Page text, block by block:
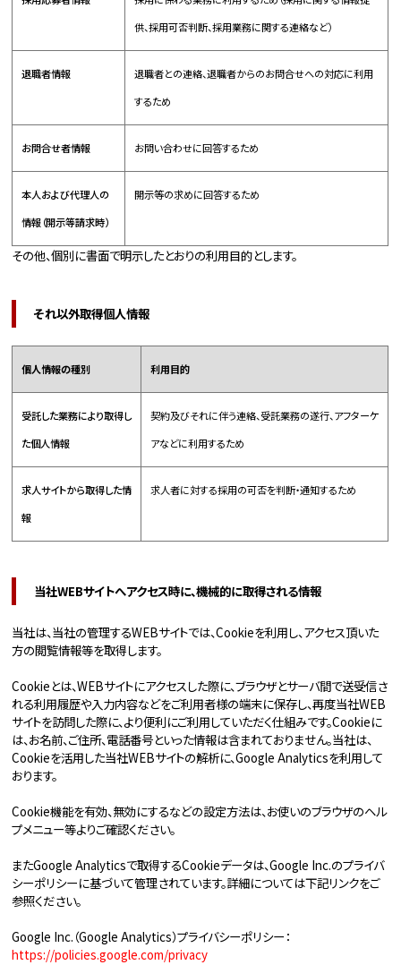
供、採用可否判断、採用業務に関する連絡など）
退職者情報
退職者との連絡、退職者からのお問合せへの対応に利用
するため
お問合せ者情報 お問い合わせに回答するため
本人および代理人の
情報（開示等請求時）
開示等の求めに回答するため
その他、個別に書面で明示したとおりの利用目的とします。
それ以外取得個人情報
個人情報の種別 利用目的
受託した業務により取得し
た個人情報
契約及びそれに伴う連絡、受託業務の遂行、アフターケ
アなどに利用するため
求人サイトから取得した情
報
求人者に対する採用の可否を判断・通知するため
当社WEBサイトへアクセス時に、機械的に取得される情報
当社は、当社の管理するWEBサイトでは、Cookieを利用し、アクセス頂いた
方の閲覧情報等を取得します。
Cookieとは、WEBサイトにアクセスした際に、ブラウザとサーバ間で送受信さ
れる利用履歴や入力内容などをご利用者様の端末に保存し、再度当社WEB
サイトを訪問した際に、より便利にご利用していただく仕組みです。Cookieに
は、お名前、ご住所、電話番号といった情報は含まれておりません。当社は、
Cookieを活用した当社WEBサイトの解析に、Google Analyticsを利用して
おります。
Cookie機能を有効、無効にするなどの設定方法は、お使いのブラウザのヘル
プメニュー等よりご確認ください。
またGoogle Analyticsで取得するCookieデータは、Google Inc.のプライバ
シーポリシーに基づいて管理されています。詳細については下記リンクをご
参照ください。
Google Inc.（Google Analytics）プライバシーポリシー：
https://policies.google.com/privacy